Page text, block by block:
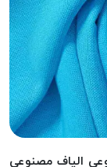
الیاف مصنوعی